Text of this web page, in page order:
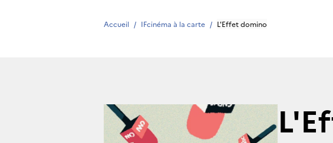
Accueil / IFcinéma à la carte / L'Effet domino